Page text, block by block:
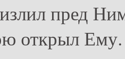
пред
открыл Ему.